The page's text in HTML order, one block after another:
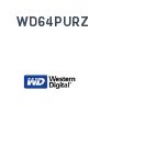
WD64PURZ